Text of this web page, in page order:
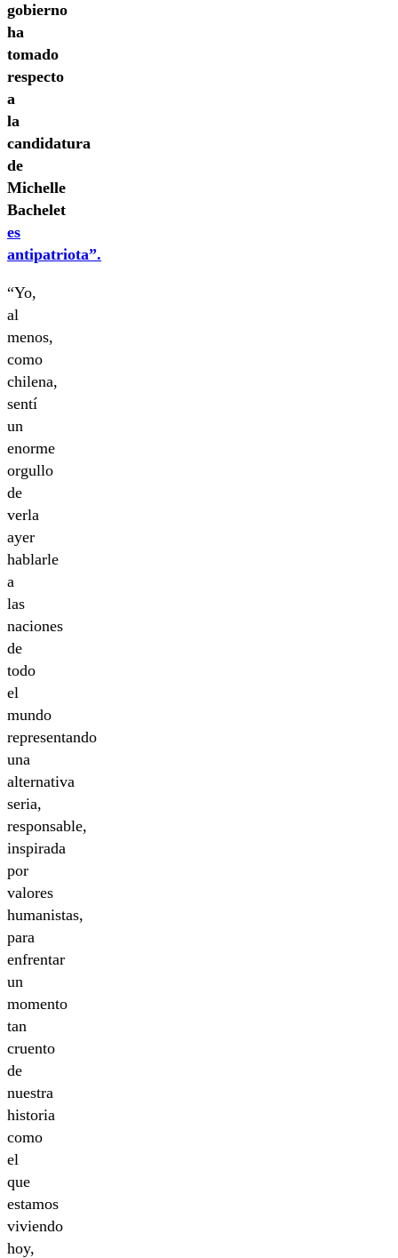
gobierno
ha
tomado
respecto
a
la
candidatura
de
Michelle
Bachelet
es
antipatriota”.
“Yo,
al
menos,
como
chilena,
sentí
un
enorme
orgullo
de
verla
ayer
hablarle
a
las
naciones
de
todo
el
mundo
representando
una
alternativa
seria,
responsable,
inspirada
por
valores
humanistas,
para
enfrentar
un
momento
tan
cruento
de
nuestra
historia
como
el
que
estamos
viviendo
hoy,